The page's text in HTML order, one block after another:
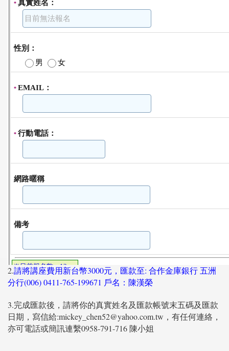
2.請將講座費用新台幣3000元，匯款至: 合作金庫銀行 五洲
分行(006) 0411-765-199671 戶名：陳漢榮
3.完成匯款後，請將你的真實姓名及匯款帳號末五碼及匯款
日期，寫信給:mickey_chen52@yahoo.com.tw，有任何連絡，
亦可電話或簡訊連繫0958-791-716 陳小姐